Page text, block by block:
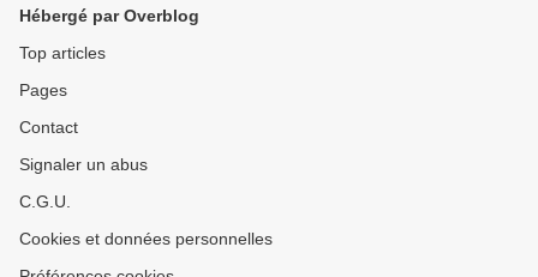
Hébergé par Overblog
Top articles
Pages
Contact
Signaler un abus
C.G.U.
Cookies et données personnelles